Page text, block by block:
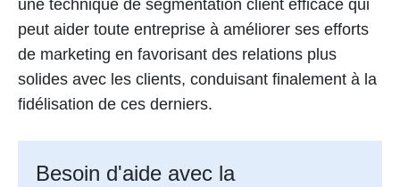
une technique de segmentation client efficace qui
peut aider toute entreprise à améliorer ses efforts
de marketing en favorisant des relations plus
solides avec les clients, conduisant finalement à la
fidélisation de ces derniers.
Besoin d'aide avec la